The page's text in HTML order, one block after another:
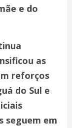
e do
as
reforços
do Sul e
seguem em